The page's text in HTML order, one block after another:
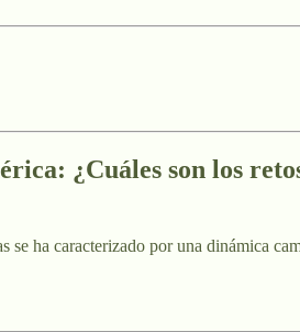
¿Cuáles son los
se ha caracterizado por una dinámica